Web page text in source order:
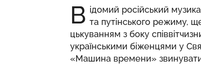
В ідомий російський
та путінського режиму,
цькуванням з боку
українськими біженцями у
«Машина времени»